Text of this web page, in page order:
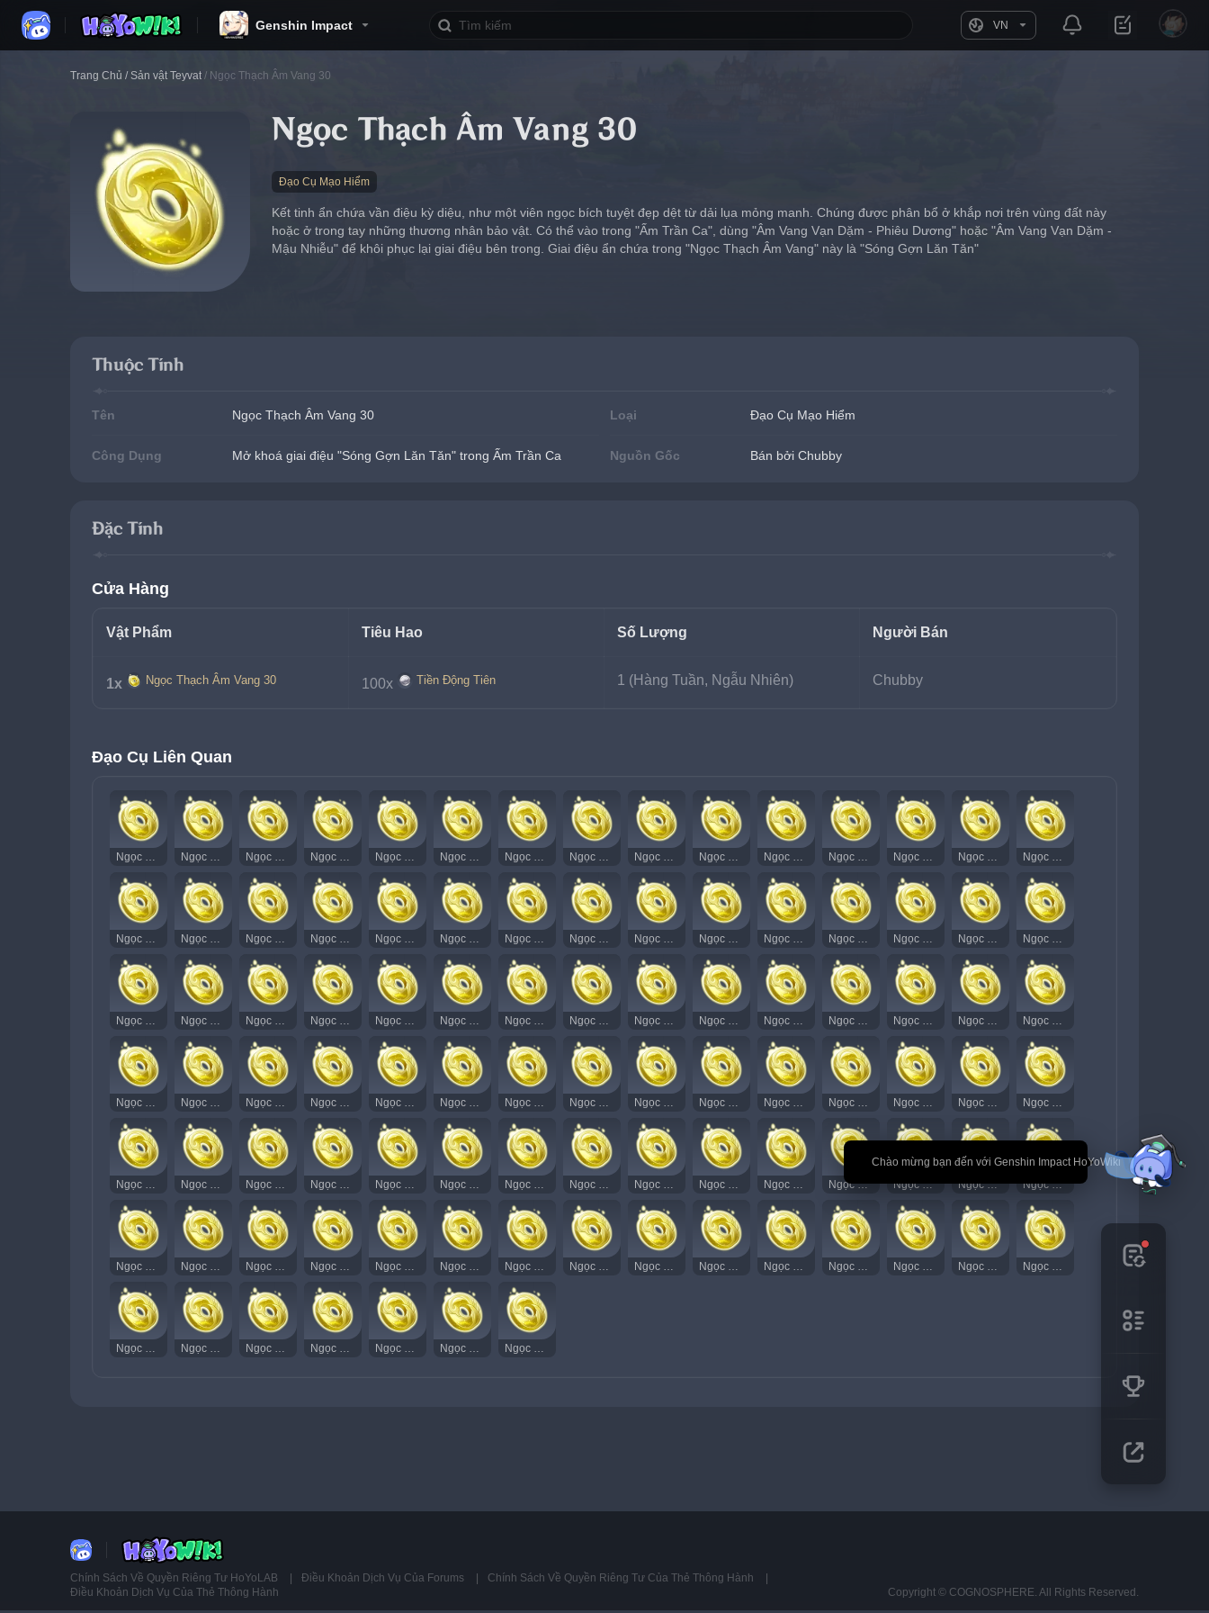
Genshin Impact VN
🎉 Chào mừng bạn đến với Genshin Impact HoYoWiki
Trang Chủ / Sản vật Teyvat / Ngọc Thạch Âm Vang 30
Ngọc Thạch Âm Vang 30
Đạo Cụ Mạo Hiểm
Kết tinh ẩn chứa vần điệu kỳ diệu, như một viên ngọc bích tuyệt đẹp dệt từ dải lụa mỏng manh. Chúng được phân bổ ở khắp nơi trên vùng đất này
hoặc ở trong tay những thương nhân bảo vật. Có thể vào trong "Ấm Trần Ca", dùng "Âm Vang Vạn Dặm - Phiêu Dương" hoặc "Âm Vang Vạn Dặm -
Mậu Nhiễu" để khôi phục lại giai điệu bên trong. Giai điệu ẩn chứa trong "Ngọc Thạch Âm Vang" này là "Sóng Gợn Lăn Tăn"
Thuộc Tính
Tên Ngọc Thạch Âm Vang 30 Loại Đạo Cụ Mạo Hiểm
Công Dụng Mở khoá giai điệu "Sóng Gợn Lăn Tăn" trong Ấm Trần Ca Nguồn Gốc Bán bởi Chubby
Đặc Tính
Cửa Hàng
Vật Phẩm Tiêu Hao Số Lượng Người Bán
1x Ngọc Thạch Âm Vang 30 100x Tiền Động Tiên 1 (Hàng Tuần, Ngẫu Nhiên) Chubby
Đạo Cụ Liên Quan
Ngọc Thạch Âm Vang 1 Ngọc Thạch Âm Vang 2 Ngọc Thạch Âm Vang 3 Ngọc Thạch Âm Vang 4 Ngọc Thạch Âm Vang 5 Ngọc Thạch Âm Vang 6 Ngọc Thạch Âm Vang 7 Ngọc Thạch Âm Vang 8 Ngọc Thạch Âm Vang 9 Ngọc Thạch Âm Vang 10 Ngọc Thạch Âm Vang 11 Ngọc Thạch Âm Vang 12 Ngọc Thạch Âm Vang 13 Ngọc Thạch Âm Vang 14 Ngọc Thạch Âm Vang 15
Ngọc Thạch Âm Vang 16 Ngọc Thạch Âm Vang 17 Ngọc Thạch Âm Vang 18 Ngọc Thạch Âm Vang 19 Ngọc Thạch Âm Vang 20 Ngọc Thạch Âm Vang 21 Ngọc Thạch Âm Vang 22 Ngọc Thạch Âm Vang 23 Ngọc Thạch Âm Vang 24 Ngọc Thạch Âm Vang 25 Ngọc Thạch Âm Vang 26 Ngọc Thạch Âm Vang 27 Ngọc Thạch Âm Vang 28 Ngọc Thạch Âm Vang 29 Ngọc Thạch Âm Vang 31
Ngọc Thạch Âm Vang 32 Ngọc Thạch Âm Vang 33 Ngọc Thạch Âm Vang 34 Ngọc Thạch Âm Vang 35 Ngọc Thạch Âm Vang 36 Ngọc Thạch Âm Vang 37 Ngọc Thạch Âm Vang 38 Ngọc Thạch Âm Vang 39 Ngọc Thạch Âm Vang 40 Ngọc Thạch Âm Vang 41 Ngọc Thạch Âm Vang 42 Ngọc Thạch Âm Vang 43 Ngọc Thạch Âm Vang 44 Ngọc Thạch Âm Vang 45 Ngọc Thạch Âm Vang 46
Ngọc Thạch Âm Vang 47 Ngọc Thạch Âm Vang 48 Ngọc Thạch Âm Vang 49 Ngọc Thạch Âm Vang 50 Ngọc Thạch Âm Vang 51 Ngọc Thạch Âm Vang 52 Ngọc Thạch Âm Vang 53 Ngọc Thạch Âm Vang 54 Ngọc Thạch Âm Vang 55 Ngọc Thạch Âm Vang 56 Ngọc Thạch Âm Vang 57 Ngọc Thạch Âm Vang 58 Ngọc Thạch Âm Vang 59 Ngọc Thạch Âm Vang 60 Ngọc Thạch Âm Vang 61
Ngọc Thạch Âm Vang 62 Ngọc Thạch Âm Vang 63 Ngọc Thạch Âm Vang 64 Ngọc Thạch Âm Vang 65 Ngọc Thạch Âm Vang 66 Ngọc Thạch Âm Vang 67 Ngọc Thạch Âm Vang 68 Ngọc Thạch Âm Vang 69 Ngọc Thạch Âm Vang 70 Ngọc Thạch Âm Vang 71 Ngọc Thạch Âm Vang 72 Ngọc Thạch Âm Vang 73 Ngọc Thạch Âm Vang 74 Ngọc Thạch Âm Vang 75 Ngọc Thạch Âm Vang 76
Ngọc Thạch Âm Vang 77 Ngọc Thạch Âm Vang 78 Ngọc Thạch Âm Vang 79 Ngọc Thạch Âm Vang 80 Ngọc Thạch Âm Vang 81 Ngọc Thạch Âm Vang 82 Ngọc Thạch Âm Vang 83 Ngọc Thạch Âm Vang 84 Ngọc Thạch Âm Vang 85 Ngọc Thạch Âm Vang 86 Ngọc Thạch Âm Vang 87 Ngọc Thạch Âm Vang 88 Ngọc Thạch Âm Vang 89 Ngọc Thạch Âm Vang 90 Ngọc Thạch Âm Vang 91
Ngọc Thạch Âm Vang 92 Ngọc Thạch Âm Vang 93 Ngọc Thạch Âm Vang 94 Ngọc Thạch Âm Vang 95 Ngọc Thạch Âm Vang 96 Ngọc Thạch Âm Vang 97 Ngọc Thạch Âm Vang 98
Chính Sách Về Quyền Riêng Tư HoYoLAB Điều Khoản Dịch Vụ Của Forums
Chính Sách Về Quyền Riêng Tư Của Thẻ Thông Hành
Điều Khoản Dịch Vụ Của Thẻ Thông Hành
Copyright © COGNOSPHERE. All Rights Reserved.